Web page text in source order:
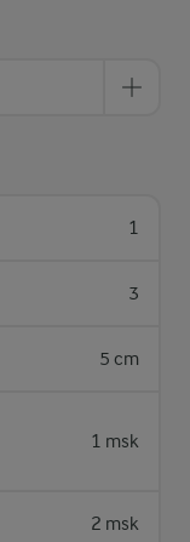
1
3
5 cm
1 msk
2 msk